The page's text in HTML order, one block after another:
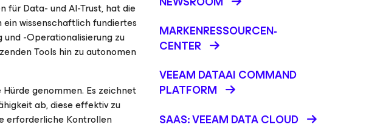
für Data- und AI-Trust, hat die
wissenschaftlich fundiertes
und -Operationalisierung zu
Tools hin zu autonomen
genommen. Es zeichnet
ab, diese effektiv zu
erforderliche Kontrollen
MARKENRESSOURCEN-
CENTER
VEEAM DATAAI COMMAND
PLATFORM
SAAS: VEEAM DATA CLOUD